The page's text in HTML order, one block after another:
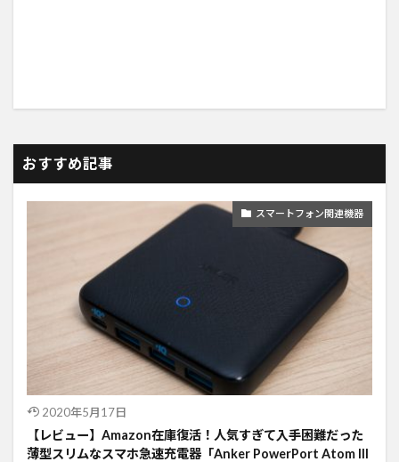
おすすめ記事
スマートフォン関連機器
2020年5月17日
【レビュー】Amazon在庫復活！人気すぎて入手困難だった
薄型スリムなスマホ急速充電器「Anker PowerPort Atom III